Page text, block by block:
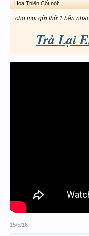
Hoa Thiên Cốt nói: ↑
cho mụi gửi thử 1 bản
Trả Lại
15/5/16